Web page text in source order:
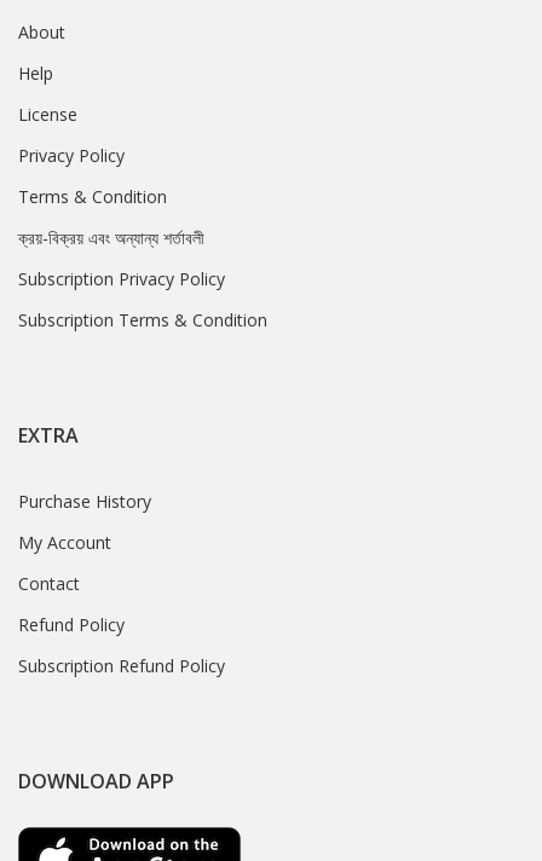
About
Help
License
Privacy Policy
Terms & Condition
ক্রয়-বিক্রয় এবং অন্যান্য শর্তাবলী
Subscription Privacy Policy
Subscription Terms & Condition
EXTRA
Purchase History
My Account
Contact
Refund Policy
Subscription Refund Policy
DOWNLOAD APP